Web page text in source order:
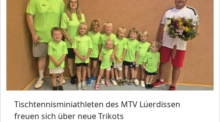
Tischtennisminiathleten des MTV Lüerdissen
freuen sich über neue Trikots